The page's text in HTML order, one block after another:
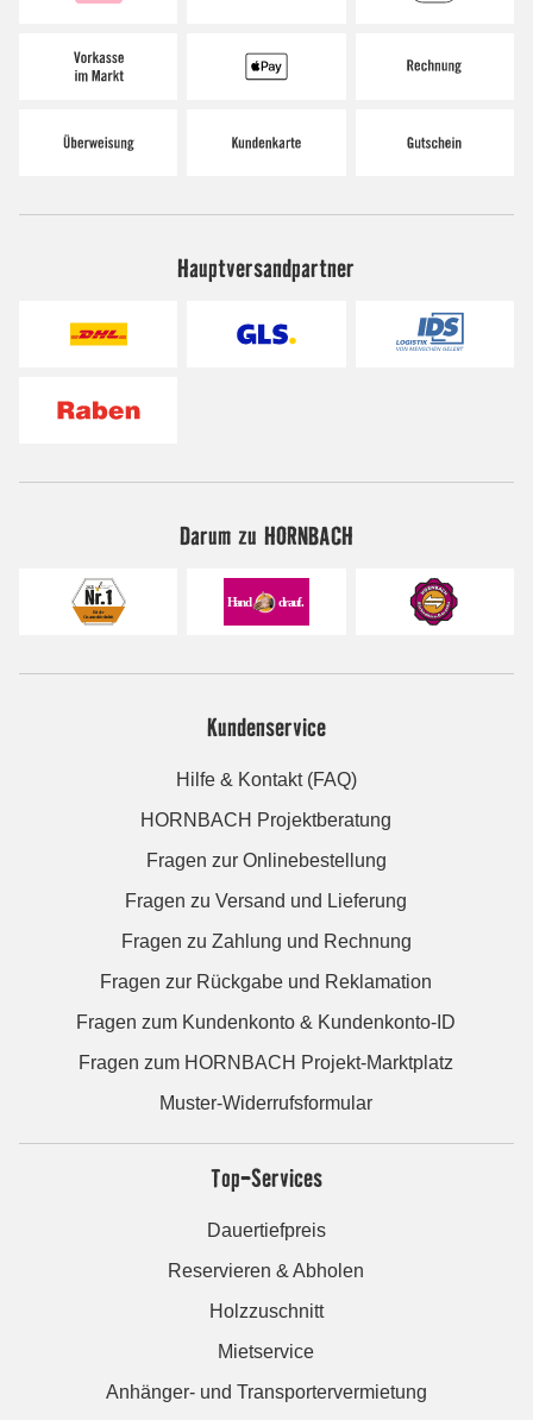
Hauptversandpartner
Darum zu HORNBACH
Kundenservice
Hilfe & Kontakt (FAQ)
HORNBACH Projektberatung
Fragen zur Onlinebestellung
Fragen zu Versand und Lieferung
Fragen zu Zahlung und Rechnung
Fragen zur Rückgabe und Reklamation
Fragen zum Kundenkonto & Kundenkonto-ID
Fragen zum HORNBACH Projekt-Marktplatz
Muster-Widerrufsformular
Top-Services
Dauertiefpreis
Reservieren & Abholen
Holzzuschnitt
Mietservice
Anhänger- und Transportervermietung